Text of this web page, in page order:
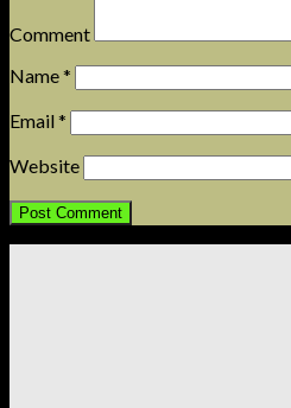
Comment
Name*
Email*
Website